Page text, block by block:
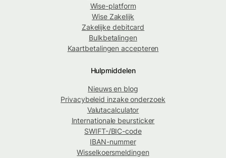
Wise-platform
Wise Zakelijk
Zakelijke debitcard
Bulkbetalingen
Kaartbetalingen accepteren
Hulpmiddelen
Nieuws en blog
Privacybeleid inzake onderzoek
Valutacalculator
Internationale beursticker
SWIFT-/BIC-code
IBAN-nummer
Wisselkoersmeldingen